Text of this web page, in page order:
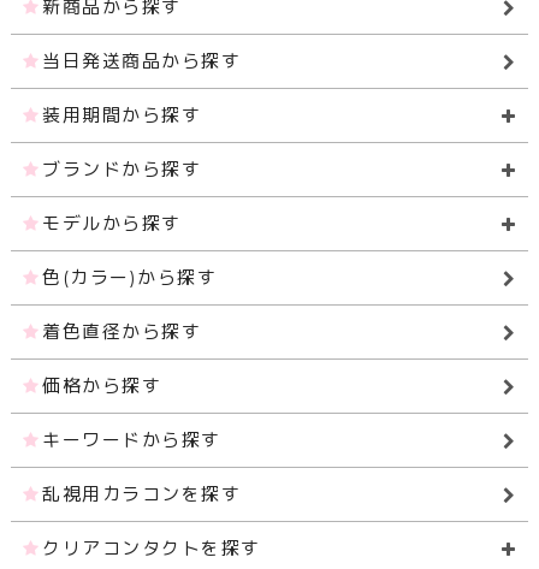
新商品から探す
当日発送商品から探す
装用期間から探す
ブランドから探す
モデルから探す
色(カラー)から探す
着色直径から探す
価格から探す
キーワードから探す
乱視用カラコンを探す
クリアコンタクトを探す